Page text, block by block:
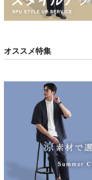
オススメ特集